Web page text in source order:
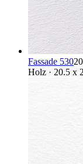
Fassade 530
Holz · 20.5 x